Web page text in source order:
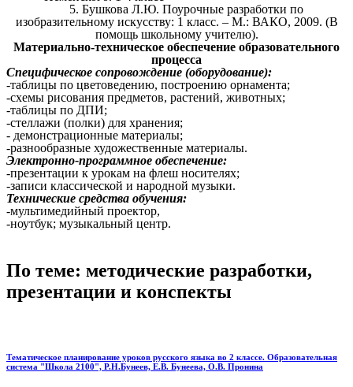
5. Бушкова Л.Ю. Поурочные разработки по
изобразительному искусству: 1 класс. – М.: ВАКО, 2009. (В
помощь школьному учителю).
Материально-техническое обеспечение образовательного
процесса
Специфическое сопровождение (оборудование):
-таблицы по цветоведению, построению орнамента;
-схемы рисования предметов, растений, животных;
-таблицы по ДПИ;
-стеллажи (полки) для хранения;
- демонстрационные материалы;
-разнообразные художественные материалы.
Электронно-программное обеспечение:
-презентации к урокам на флеш носителях;
-записи классической и народной музыки.
Технические средства обучения:
-мультимедийный проектор,
-ноутбук; музыкальный центр.
По теме: методические разработки,
презентации и конспекты
Тематическое планирование уроков русского языка во 2 классе. Образовательная
система "Школа 2100", Р.Н.Бунеев, Е.В. Бунеева, О.В. Пронина